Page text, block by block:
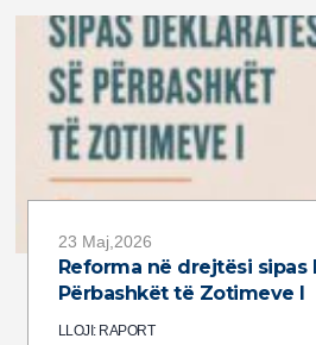
23 Maj,2026
Reforma në drejtësi sipas
Përbashkët të Zotimeve I
LLOJI: RAPORT